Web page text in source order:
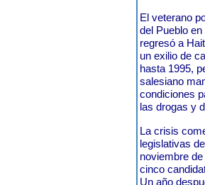
El veterano
del Pueblo
regresó a
un exilio de
hasta 1995,
salesiano
condiciones
las drogas y
La crisis
legislativas
noviembre
cinco
Un año